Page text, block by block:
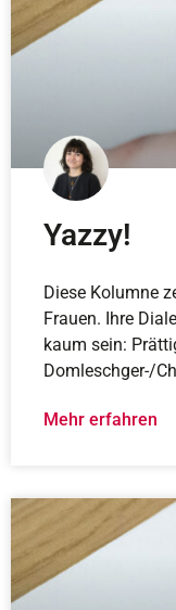
Yazzy!
Diese Kolumne
Frauen. Ihre
kaum sein:
Domleschger-/
Mehr erfahren